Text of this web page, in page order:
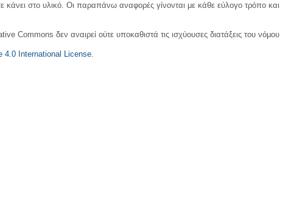
κάνει στο υλικό. Οι παραπάνω αναφορές γίνονται με κάθε εύλογο τρόπο και
Commons δεν αναιρεί ούτε υποκαθιστά τις ισχύουσες διατάξεις του νόμου
4.0 International License.